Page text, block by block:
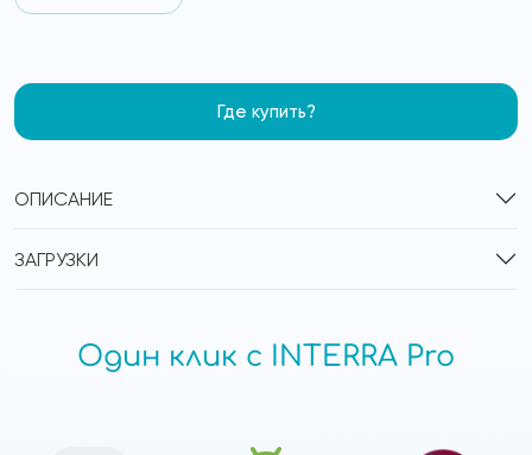
Где купить?
ОПИСАНИЕ
ЗАГРУЗКИ
Один клик с INTERRA Pro